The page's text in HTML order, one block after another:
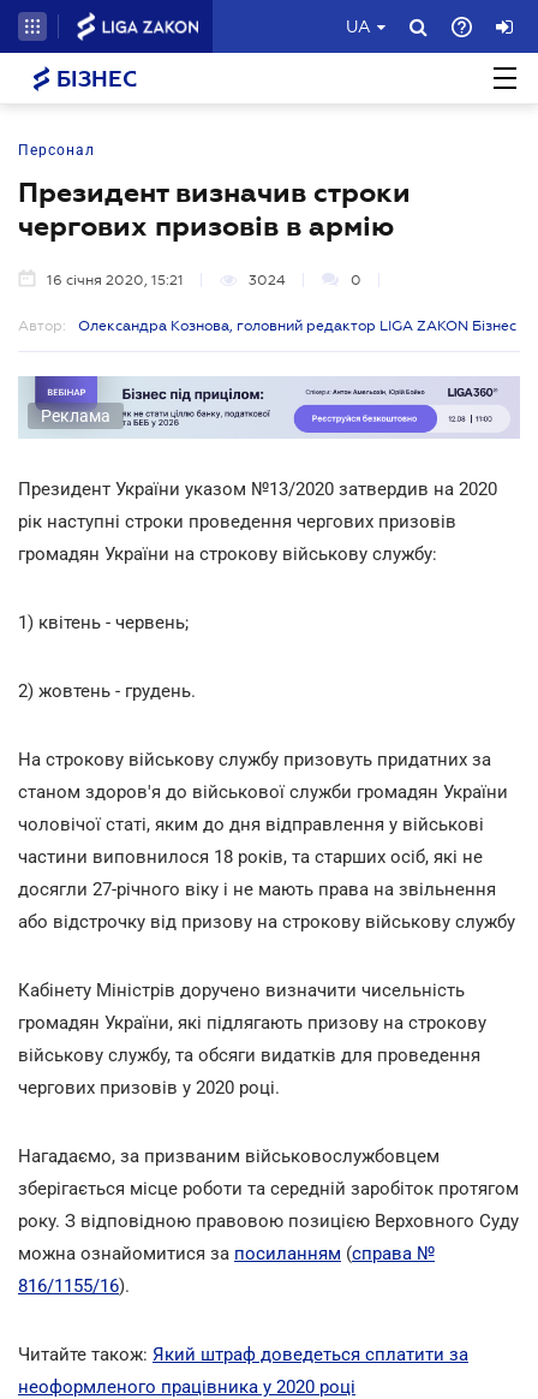
UA
БІЗНЕС
Персонал
Президент визначив строки
чергових призовів в армію
16 січня 2020, 15:21 3024 0
Автор: Олександра Кознова, головний редактор LIGA ZAKON Бізнес
Реклама
Президент України указом №13/2020 затвердив на 2020
рік наступні строки проведення чергових призовів
громадян України на строкову військову службу:
1) квітень - червень;
2) жовтень - грудень.
На строкову військову службу призовуть придатних за
станом здоров'я до військової служби громадян України
чоловічої статі, яким до дня відправлення у військові
частини виповнилося 18 років, та старших осіб, які не
досягли 27-річного віку і не мають права на звільнення
або відстрочку від призову на строкову військову службу
Кабінету Міністрів доручено визначити чисельність
громадян України, які підлягають призову на строкову
військову службу, та обсяги видатків для проведення
чергових призовів у 2020 році.
Нагадаємо, за призваним військовослужбовцем
зберігається місце роботи та середній заробіток протягом
року. З відповідною правовою позицією Верховного Суду
можна ознайомитися за посиланням (справа №
816/1155/16).
Читайте також: Який штраф доведеться сплатити за
неоформленого працівника у 2020 році